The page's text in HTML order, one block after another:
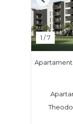
1 /7
Previous